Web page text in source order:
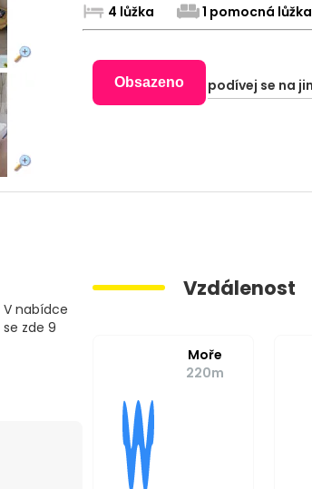
4 lůžka
1 pomocná lůžka
Obsazeno podívej se na
nabídce
zde 9
Vzdálenost
Moře
220m